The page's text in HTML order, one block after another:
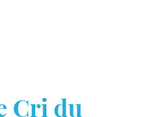
Cri du